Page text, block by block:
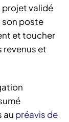
projet validé
son poste
et toucher
revenus et
au préavis de